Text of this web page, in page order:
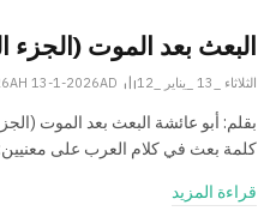
البعث بعد الموت (الجزء
الثلاثاء _13 _يناير _2026AH 13-1-2026AD 12
بقلم: أبو عائشة البعث بعد الموت
كلمة بعث في كلام العرب على
قراءة المزيد